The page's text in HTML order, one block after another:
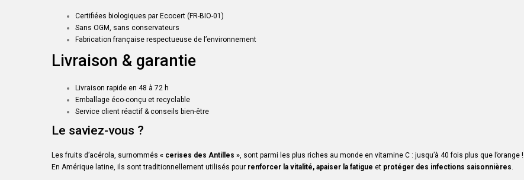
Certifiées biologiques par Ecocert (FR-BIO-01)
Sans OGM, sans conservateurs
Fabrication française respectueuse de l’environnement
Livraison & garantie
Livraison rapide en 48 à 72 h
Emballage éco-conçu et recyclable
Service client réactif & conseils bien-être
Le saviez-vous ?
Les fruits d’acérola, surnommés « cerises des Antilles », sont parmi les plus riches au monde en vitamine C : jusqu’à 40 fois plus que l’orange !
En Amérique latine, ils sont traditionnellement utilisés pour renforcer la vitalité, apaiser la fatigue et protéger des infections saisonnières.